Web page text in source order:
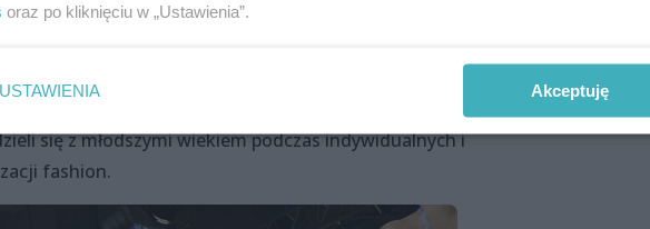
jak i samej autorki. Na co dzień właścicielka
MLStudio, niestrudzona w twórczych
i kreatorka "nowych_twarzy", macierzyńsko
Tytan pracy, zodiakalny Koziorożec - od pewnego
się z młodszymi wiekiem podczas indywidualnych i
fashion.
oraz po kliknięciu w „Ustawienia”.
USTAWIENIA Akceptuję